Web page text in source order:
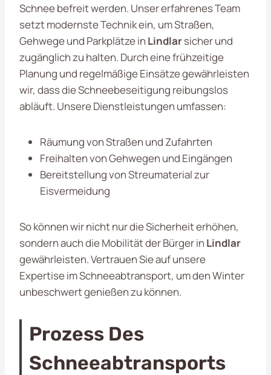
Schnee befreit werden. Unser erfahrenes Team
setzt modernste Technik ein, um Straßen,
Gehwege und Parkplätze in Lindlarsicher und
zugänglich zu halten. Durch eine frühzeitige
Planung und regelmäßige Einsätze gewährleisten
wir, dass die Schneebeseitigung reibungslos
abläuft. Unsere Dienstleistungen umfassen:
Räumung von Straßen und Zufahrten
Freihalten von Gehwegen und Eingängen
Bereitstellung von Streumaterial zur
Eisvermeidung
So können wir nicht nur die Sicherheit erhöhen,
sondern auch die Mobilität der Bürger in Lindlar
gewährleisten. Vertrauen Sie auf unsere
Expertise im Schneeabtransport, um den Winter
unbeschwert genießen zu können.
Prozess Des
Schneeabtransports